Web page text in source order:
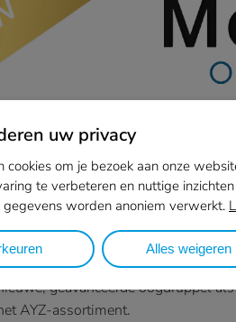
van ons
trots introduceert Tramedico
geavanceerde oogdruppel
AYZ-assortiment.
uw privacy
cookies om je bezoek aan onze
te verbeteren en nuttige
worden anoniem verwerkt.
Alles weigeren